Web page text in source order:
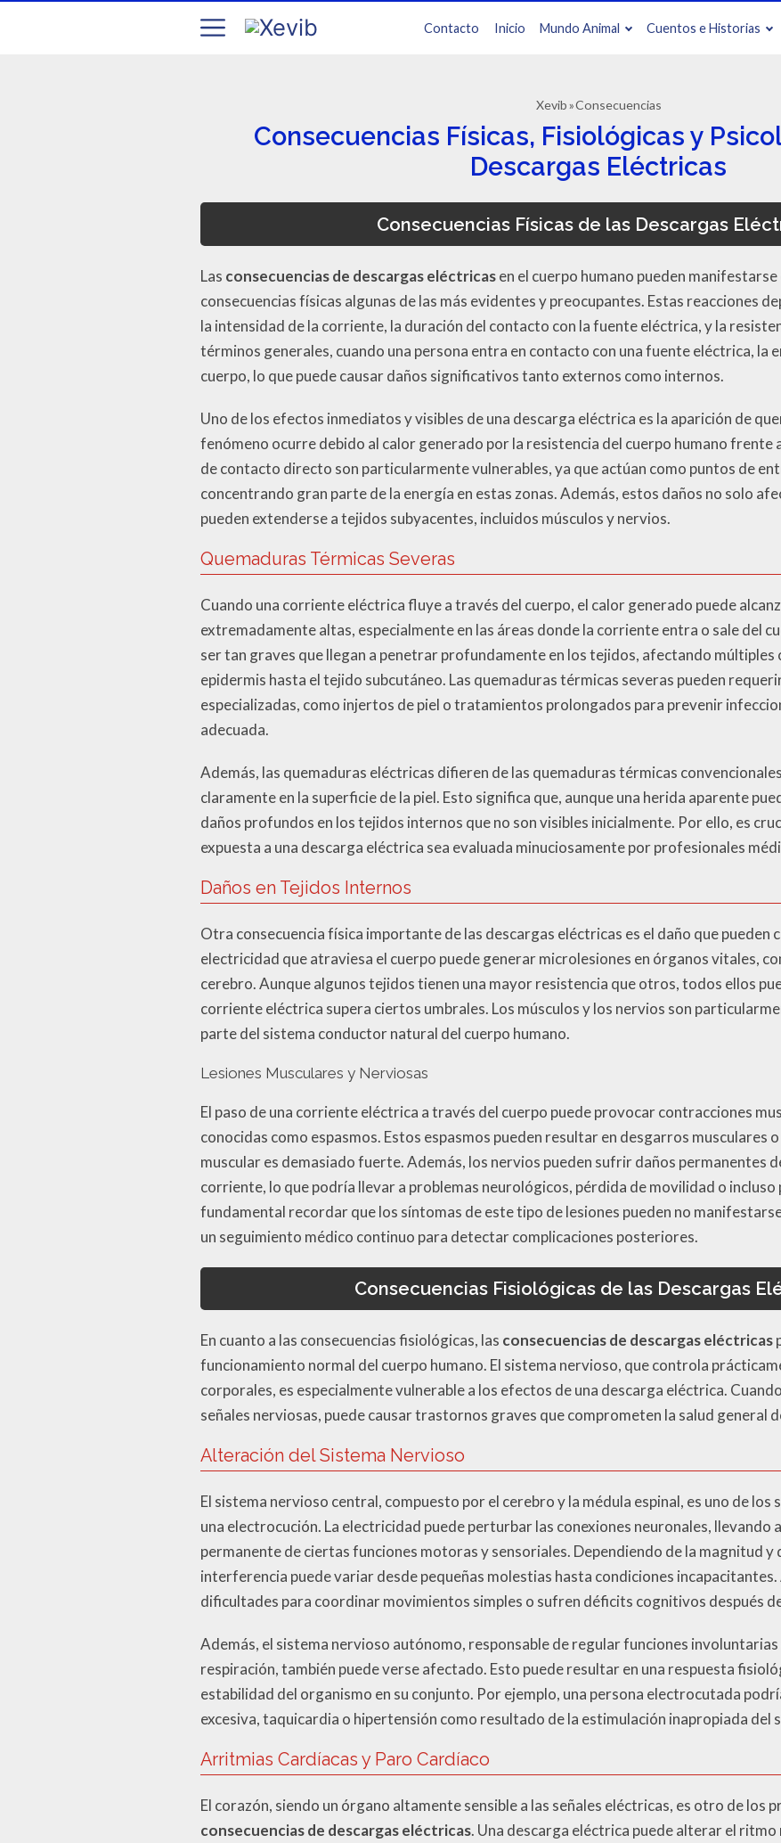
Contacto Inicio Mundo Animal Cuentos e Historias
Xevib Consecuencias
Consecuencias Físicas, Fisiológicas y
Descargas Eléctricas
Consecuencias Físicas de las Descargas
Las consecuencias de descargas eléctricasen el cuerpo humano pueden
consecuencias físicas algunas de las más evidentes y preocupantes. Estas reacciones
la intensidad de la corriente, la duración del contacto con la fuente eléctrica, y la
términos generales, cuando una persona entra en contacto con una fuente eléctrica, la
cuerpo, lo que puede causar daños significativos tanto externos como internos.
Uno de los efectos inmediatos y visibles de una descarga eléctrica es la aparición de
fenómeno ocurre debido al calor generado por la resistencia del cuerpo humano frente
de contacto directo son particularmente vulnerables, ya que actúan como puntos de
concentrando gran parte de la energía en estas zonas. Además, estos daños no solo
pueden extenderse a tejidos subyacentes, incluidos músculos y nervios.
Quemaduras Térmicas Severas
Cuando una corriente eléctrica fluye a través del cuerpo, el calor generado puede
extremadamente altas, especialmente en las áreas donde la corriente entra o sale del
ser tan graves que llegan a penetrar profundamente en los tejidos, afectando múltiples
epidermis hasta el tejido subcutáneo. Las quemaduras térmicas severas pueden
especializadas, como injertos de piel o tratamientos prolongados para prevenir
adecuada.
Además, las quemaduras eléctricas difieren de las quemaduras térmicas
claramente en la superficie de la piel. Esto significa que, aunque una herida aparente
daños profundos en los tejidos internos que no son visibles inicialmente. Por ello, es
expuesta a una descarga eléctrica sea evaluada minuciosamente por profesionales
Daños en Tejidos Internos
Otra consecuencia física importante de las descargas eléctricas es el daño que pueden
electricidad que atraviesa el cuerpo puede generar microlesiones en órganos vitales,
cerebro. Aunque algunos tejidos tienen una mayor resistencia que otros, todos ellos
corriente eléctrica supera ciertos umbrales. Los músculos y los nervios son
parte del sistema conductor natural del cuerpo humano.
Lesiones Musculares y Nerviosas
El paso de una corriente eléctrica a través del cuerpo puede provocar contracciones
conocidas como espasmos. Estos espasmos pueden resultar en desgarros musculares
muscular es demasiado fuerte. Además, los nervios pueden sufrir daños permanentes
corriente, lo que podría llevar a problemas neurológicos, pérdida de movilidad o incluso
fundamental recordar que los síntomas de este tipo de lesiones pueden no
un seguimiento médico continuo para detectar complicaciones posteriores.
Consecuencias Fisiológicas de las Descargas
En cuanto a las consecuencias fisiológicas, las consecuencias de descargas eléctricas
funcionamiento normal del cuerpo humano. El sistema nervioso, que controla
corporales, es especialmente vulnerable a los efectos de una descarga eléctrica.
señales nerviosas, puede causar trastornos graves que comprometen la salud general
Alteración del Sistema Nervioso
El sistema nervioso central, compuesto por el cerebro y la médula espinal, es uno de
una electrocución. La electricidad puede perturbar las conexiones neuronales, llevando
permanente de ciertas funciones motoras y sensoriales. Dependiendo de la magnitud y
interferencia puede variar desde pequeñas molestias hasta condiciones
dificultades para coordinar movimientos simples o sufren déficits cognitivos después
Además, el sistema nervioso autónomo, responsable de regular funciones
respiración, también puede verse afectado. Esto puede resultar en una respuesta
estabilidad del organismo en su conjunto. Por ejemplo, una persona electrocutada
excesiva, taquicardia o hipertensión como resultado de la estimulación inapropiada del
Arritmias Cardíacas y Paro Cardíaco
El corazón, siendo un órgano altamente sensible a las señales eléctricas, es otro de los
consecuencias de descargas eléctricas. Una descarga eléctrica puede alterar el